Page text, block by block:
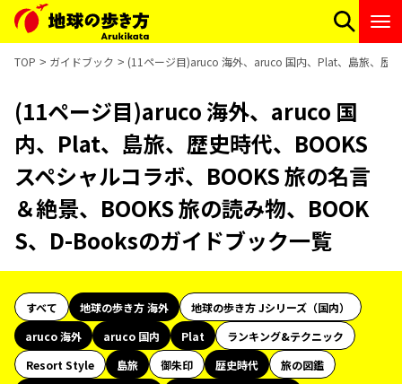
TOP ガイドブック (11ページ目)aruco 海外、aruco 国内、Plat、島旅、歴
(11ページ目)aruco 海外、aruco 国
内、Plat、島旅、歴史時代、BOOKS
スペシャルコラボ、BOOKS 旅の名言
＆絶景、BOOKS 旅の読み物、BOOK
S、D-Booksのガイドブック一覧
すべて 地球の歩き方 海外
地球の歩き方 Jシリーズ（国内）
aruco 海外
aruco 国内 Plat
ランキング&テクニック
Resort Style
島旅 御朱印 歴史時代
旅の図鑑